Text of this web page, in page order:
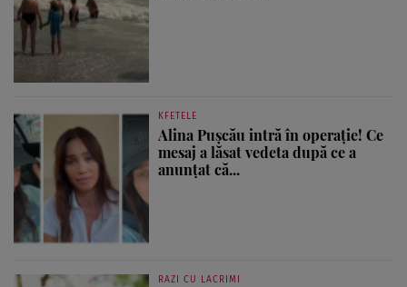
KFETELE
Alina Pușcău intră în operație! Ce
mesaj a lăsat vedeta după ce a
anunțat că...
RAZI CU LACRIMI